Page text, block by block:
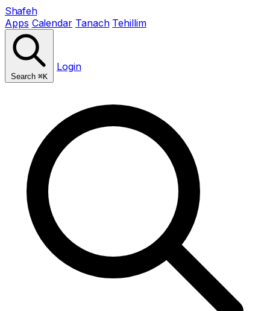
Shafeh
Apps Calendar Tanach Tehillim
Search ⌘K
Login